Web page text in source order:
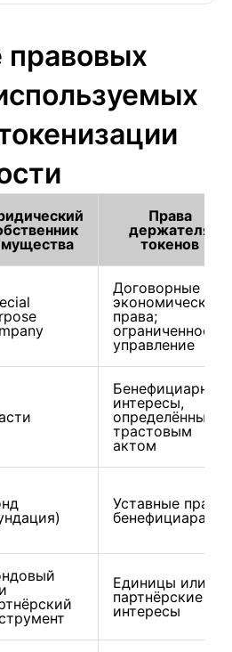
правовых
Права
держателя
токенов
Договорные
экономические
права;
ограниченное
управление
Бенефициарные
интересы,
определённые
трастовым
актом
Уставные права
бенефициара
Единицы или
партнёрские
интересы